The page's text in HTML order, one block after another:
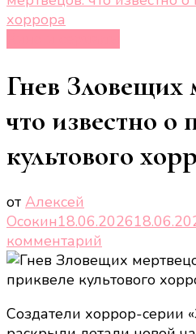
хоррора
Гнев Зловещих
что известно о
культового
от Алексей
Осокин18.06.2026
комментарий
записи
Гнев
мертвецов:
Создатели хоррор-серии